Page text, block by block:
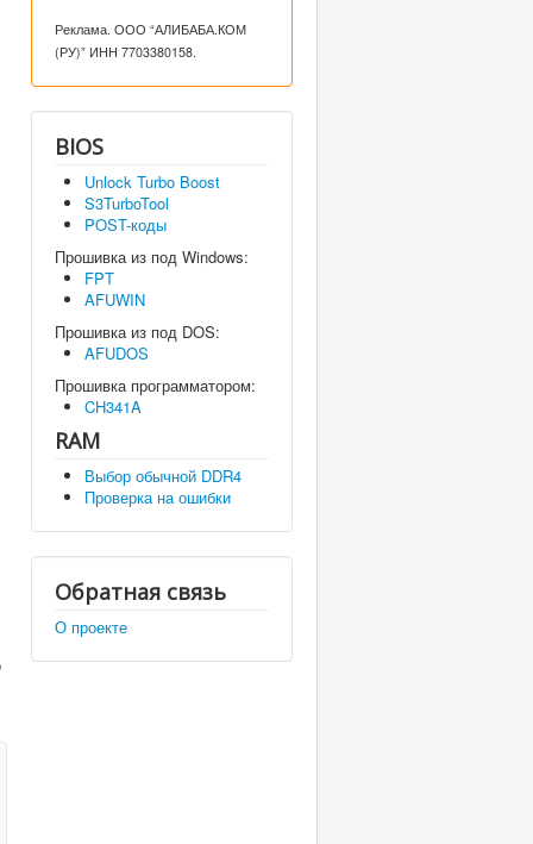
Реклама. ООО “АЛИБАБА.КОМ
(РУ)” ИНН 7703380158.
BIOS
Unlock Turbo Boost
S3TurboTool
POST-коды
Прошивка из под Windows:
FPT
AFUWIN
Прошивка из под DOS:
AFUDOS
Прошивка программатором:
CH341A
RAM
Выбор обычной DDR4
Проверка на ошибки
Обратная связь
О проекте